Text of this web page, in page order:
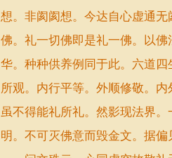
想。非阂阂想。今达自心虚通
佛。礼一切佛即是礼一佛。以
华。种种供养例同于此。六道
所观。内行平等。外顺修敬。
虽不得能礼所礼。然影现法界
明。不可灭佛意而毁金文。据